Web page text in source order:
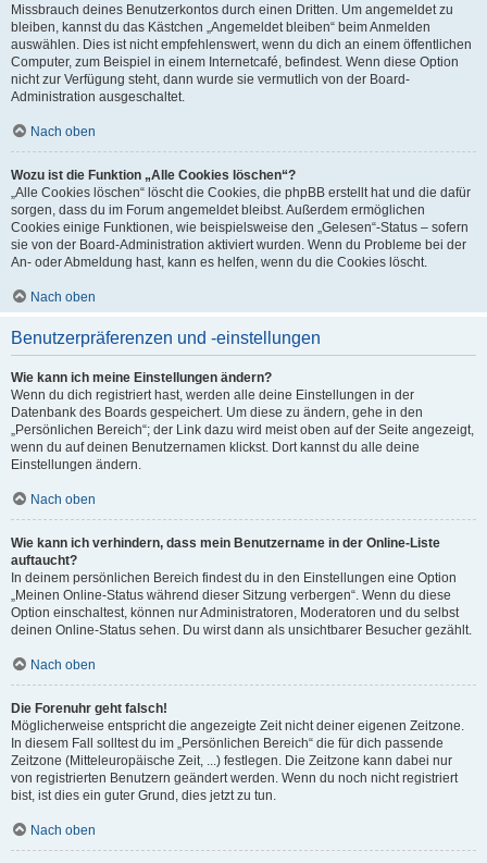
Missbrauch deines Benutzerkontos durch einen Dritten. Um angemeldet zu
bleiben, kannst du das Kästchen „Angemeldet bleiben“ beim Anmelden
auswählen. Dies ist nicht empfehlenswert, wenn du dich an einem öffentlichen
Computer, zum Beispiel in einem Internetcafé, befindest. Wenn diese Option
nicht zur Verfügung steht, dann wurde sie vermutlich von der Board-
Administration ausgeschaltet.
Nach oben
Wozu ist die Funktion „Alle Cookies löschen“?
„Alle Cookies löschen“ löscht die Cookies, die phpBB erstellt hat und die dafür
sorgen, dass du im Forum angemeldet bleibst. Außerdem ermöglichen
Cookies einige Funktionen, wie beispielsweise den „Gelesen“-Status – sofern
sie von der Board-Administration aktiviert wurden. Wenn du Probleme bei der
An- oder Abmeldung hast, kann es helfen, wenn du die Cookies löscht.
Nach oben
Benutzerpräferenzen und -einstellungen
Wie kann ich meine Einstellungen ändern?
Wenn du dich registriert hast, werden alle deine Einstellungen in der
Datenbank des Boards gespeichert. Um diese zu ändern, gehe in den
„Persönlichen Bereich“; der Link dazu wird meist oben auf der Seite angezeigt,
wenn du auf deinen Benutzernamen klickst. Dort kannst du alle deine
Einstellungen ändern.
Nach oben
Wie kann ich verhindern, dass mein Benutzername in der Online-Liste
auftaucht?
In deinem persönlichen Bereich findest du in den Einstellungen eine Option
„Meinen Online-Status während dieser Sitzung verbergen“. Wenn du diese
Option einschaltest, können nur Administratoren, Moderatoren und du selbst
deinen Online-Status sehen. Du wirst dann als unsichtbarer Besucher gezählt.
Nach oben
Die Forenuhr geht falsch!
Möglicherweise entspricht die angezeigte Zeit nicht deiner eigenen Zeitzone.
In diesem Fall solltest du im „Persönlichen Bereich“ die für dich passende
Zeitzone (Mitteleuropäische Zeit, ...) festlegen. Die Zeitzone kann dabei nur
von registrierten Benutzern geändert werden. Wenn du noch nicht registriert
bist, ist dies ein guter Grund, dies jetzt zu tun.
Nach oben